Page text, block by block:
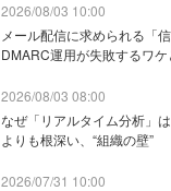
2026/08/03 10:00
メール配信に求められる「
DMARC運用が失敗するワ
2026/08/03 08:00
なぜ「リアルタイム分析」
よりも根深い、“組織の壁”
2026/07/31 10:00